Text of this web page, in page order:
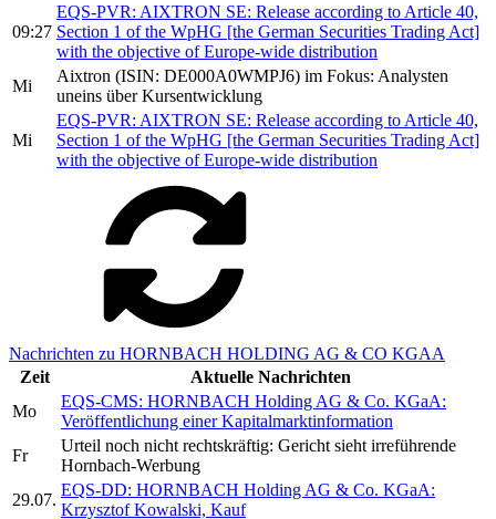
09:27
EQS-PVR: AIXTRON SE: Release according to Article 40,
Section 1 of the WpHG [the German Securities Trading Act]
with the objective of Europe-wide distribution
Mi
Aixtron (ISIN: DE000A0WMPJ6) im Fokus: Analysten
uneins über Kursentwicklung
Mi
EQS-PVR: AIXTRON SE: Release according to Article 40,
Section 1 of the WpHG [the German Securities Trading Act]
with the objective of Europe-wide distribution
Nachrichten zu HORNBACH HOLDING AG & CO KGAA
Zeit
Aktuelle Nachrichten
Mo
EQS-CMS: HORNBACH Holding AG & Co. KGaA:
Veröffentlichung einer Kapitalmarktinformation
Fr
Urteil noch nicht rechtskräftig: Gericht sieht irreführende
Hornbach-Werbung
29.07.
EQS-DD: HORNBACH Holding AG & Co. KGaA:
Krzysztof Kowalski, Kauf